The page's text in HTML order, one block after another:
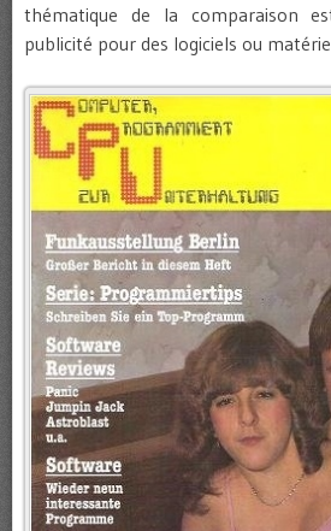
thématique de la comparaison
publicité pour des logiciels ou